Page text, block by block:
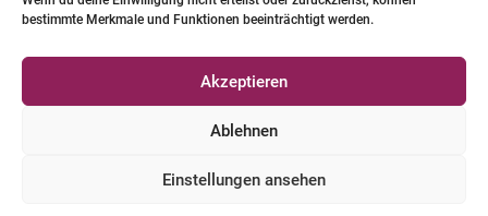
bestimmte Merkmale und Funktionen beeinträchtigt werden.
Akzeptieren
Ablehnen
Einstellungen ansehen